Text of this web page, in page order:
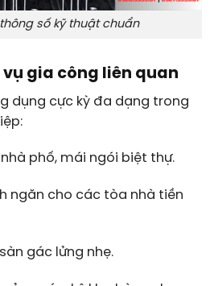
số kỹ thuật chuẩn
gia công liên quan
dụng cực kỳ đa dạng trong
phố, mái ngói biệt thự.
ngăn cho các tòa nhà tiền
gác lửng nhẹ.